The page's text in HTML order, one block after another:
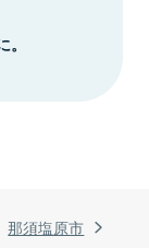
那須塩原市